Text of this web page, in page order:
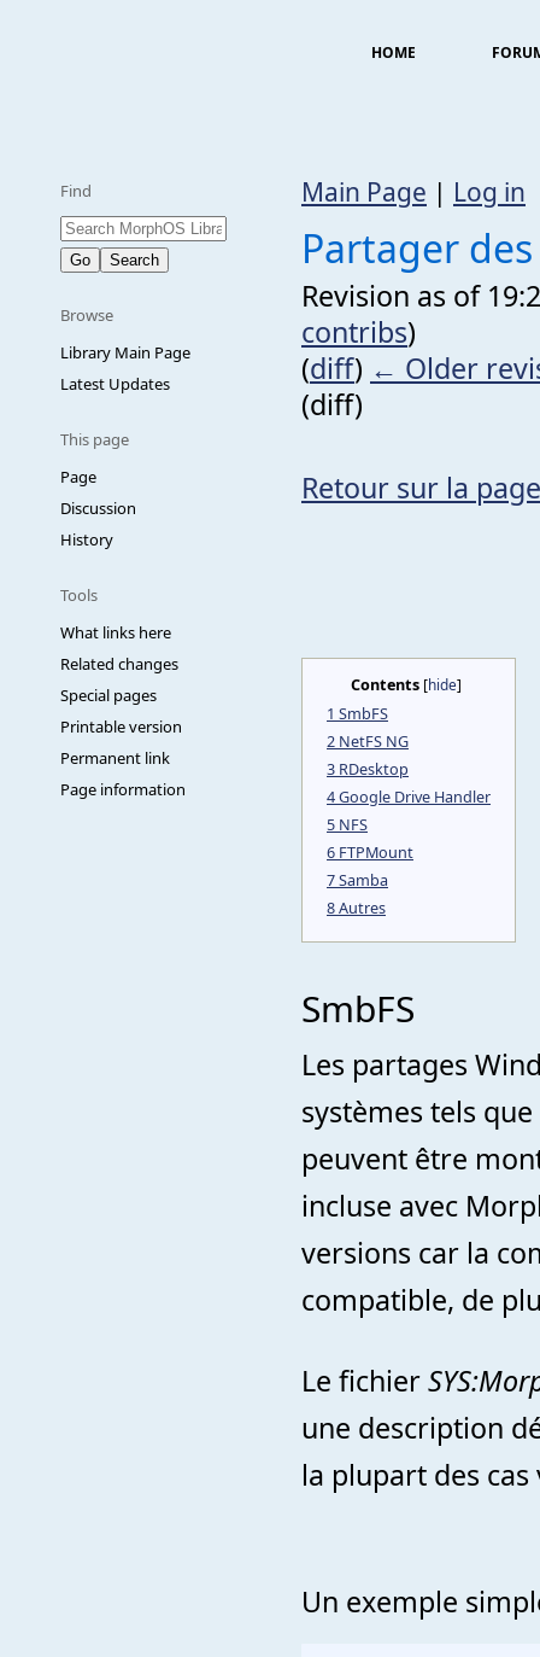
HOME
Find
Browse
Library Main Page
Latest Updates
This page
Page
Discussion
History
Tools
What links here
Related changes
Special pages
Printable version
Permanent link
Page information
Main Page | Log in
Partager
Revision as of
contribs)
(diff) ← Older
(diff)
Retour sur la
Contents [hide]
1 SmbFS
2 NetFS NG
3 RDesktop
4Google Drive Handler
5 NFS
6 FTPMount
7Samba
8Autres
SmbFS
Les partages
systèmes tels
peuvent être
incluse avec
versions car la
compatible, de
Le fichier
une description
la plupart des
Un exemple